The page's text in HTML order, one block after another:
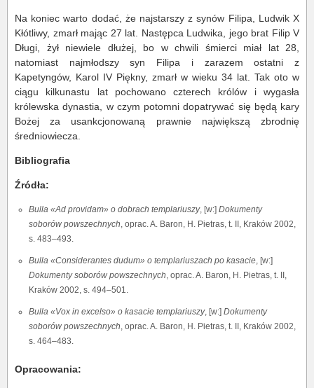
Na koniec warto dodać, że najstarszy z synów Filipa, Ludwik X
Kłótliwy, zmarł mając 27 lat. Następca Ludwika, jego brat Filip V
Długi, żył niewiele dłużej, bo w chwili śmierci miał lat 28,
natomiast najmłodszy syn Filipa i zarazem ostatni z
Kapetyngów, Karol IV Piękny, zmarł w wieku 34 lat. Tak oto w
ciągu kilkunastu lat pochowano czterech królów i wygasła
królewska dynastia, w czym potomni dopatrywać się będą kary
Bożej za usankcjonowaną prawnie największą zbrodnię
średniowiecza.
Bibliografia
Źródła:
Bulla «Ad providam» o dobrach templariuszy, [w:] Dokumenty
soborów powszechnych, oprac. A. Baron, H. Pietras, t. II, Kraków 2002,
s. 483–493.
Bulla «Considerantes dudum» o templariuszach po kasacie, [w:]
Dokumenty soborów powszechnych, oprac. A. Baron, H. Pietras, t. II,
Kraków 2002, s. 494–501.
Bulla «Vox in excelso» o kasacie templariuszy, [w:] Dokumenty
soborów powszechnych, oprac. A. Baron, H. Pietras, t. II, Kraków 2002,
s. 464–483.
Opracowania: